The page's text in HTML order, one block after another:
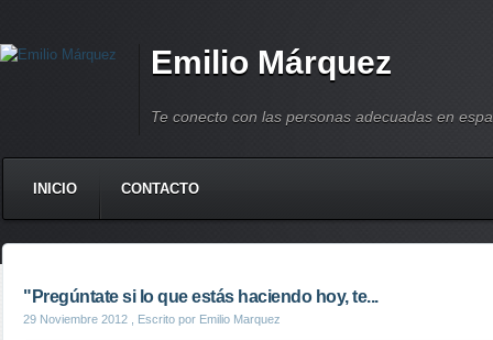
Emilio Márquez
Te conecto con las personas adecuadas en
INICIO CONTACTO
"Pregúntate si lo que estás haciendo hoy, te...
29 Noviembre 2012 , Escrito por Emilio Marquez